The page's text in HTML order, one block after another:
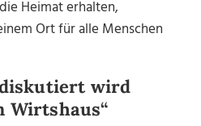
Heimat erhalten,
Ort für alle Menschen
wird
Wirtshaus“